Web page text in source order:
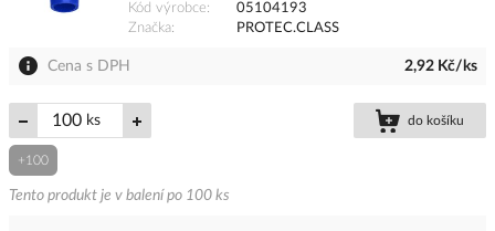
Kód výrobce
05104193
Značka
PROTEC.CLASS
Cena s DPH 2,92 Kč/ks
ks do košíku
+100
Tento produkt je v balení po 100 ks